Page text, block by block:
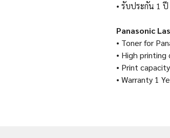
• รับประกัน 1
Panasonic
• Toner for
• High
• Print
• Warranty 1